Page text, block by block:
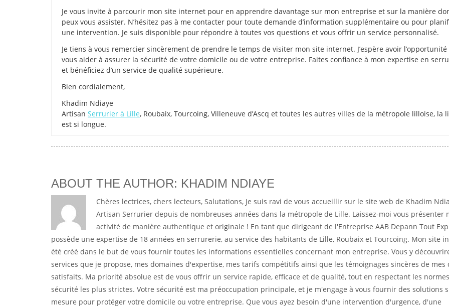
Je vous invite à parcourir mon site internet pour en apprendre davantage sur mon entreprise et sur la manière
peux vous assister. N’hésitez pas à me contacter pour toute demande d’information supplémentaire ou pour
une intervention. Je suis disponible pour répondre à toutes vos questions et vous offrir un service personnalisé.
Je tiens à vous remercier sincèrement de prendre le temps de visiter mon site internet. J’espère avoir l’opportunité
vous aider à assurer la sécurité de votre domicile ou de votre entreprise. Faites confiance à mon expertise en
et bénéficiez d’un service de qualité supérieure.
Bien cordialement,
Khadim Ndiaye
Artisan Serrurier à Lille, Roubaix, Tourcoing, Villeneuve d’Ascq et toutes les autres villes de la métropole lilloise, la
est si longue.
ABOUT THE AUTHOR: KHADIM NDIAYE
Chères lectrices, chers lecteurs, Salutations, Je suis ravi de vous accueillir sur le site web de Khadim
Artisan Serrurier depuis de nombreuses années dans la métropole de Lille. Laissez-moi vous présenter
activité de manière authentique et originale ! En tant que dirigeant de l'Entreprise AAB Depann Tout
possède une expertise de 18 années en serrurerie, au service des habitants de Lille, Roubaix et Tourcoing. Mon site
été créé dans le but de vous fournir toutes les informations essentielles concernant mon entreprise. Vous y
services que je propose, mes domaines d'expertise, mes tarifs compétitifs ainsi que les témoignages sincères de mes
satisfaits. Ma priorité absolue est de vous offrir un service rapide, efficace et de qualité, tout en respectant les
sécurité les plus strictes. Votre sécurité est ma préoccupation principale, et je m'engage à vous fournir des solutions
mesure pour protéger votre domicile ou votre entreprise. Que vous ayez besoin d'une intervention d'urgence, d'une